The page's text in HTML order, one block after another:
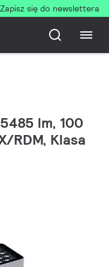
Zapisz się do newslettera
lm, 100
RDM, Klasa